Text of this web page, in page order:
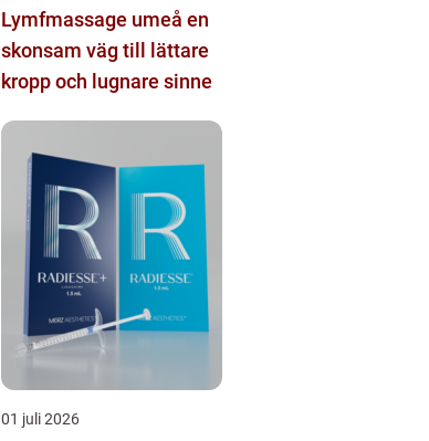
Lymfmassage umeå en
skonsam väg till lättare
kropp och lugnare sinne
01 juli 2026